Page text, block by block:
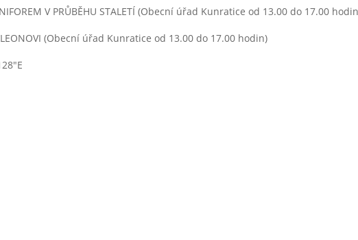
V PRŮBĚHU STALETÍ (Obecní úřad Kunratice od 13.00 do 17.00
(Obecní úřad Kunratice od 13.00 do 17.00 hodin)